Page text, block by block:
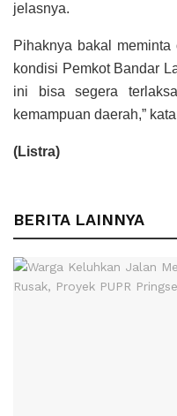
jelasnya.
Pihaknya bakal
kondisi Pemkot Bandar
ini bisa segera
kemampuan daerah,”
(Listra)
BERITA LAINNYA